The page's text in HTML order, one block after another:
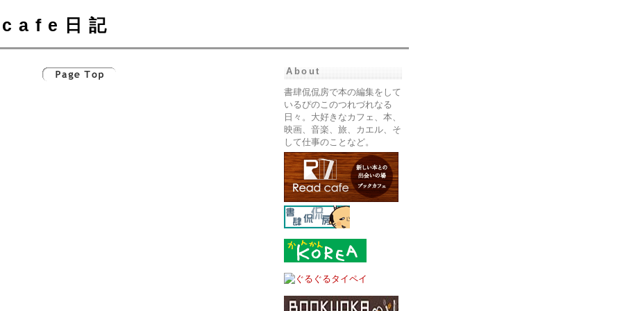
cafe日記
About
書肆侃侃房で本の編集をして
いるぴのこのつれづれなる
日々。大好きなカフェ、本、
映画、音楽、旅、カエル、そ
して仕事のことなど。